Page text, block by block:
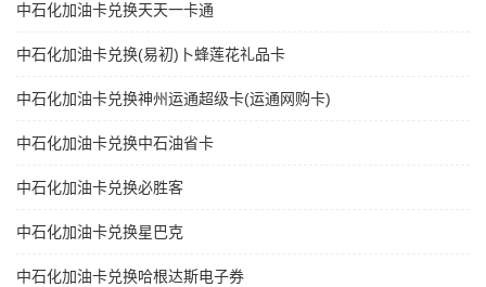
中石化加油卡兑换天天一卡通
中石化加油卡兑换(易初)卜蜂莲花礼品卡
中石化加油卡兑换神州运通超级卡(运通网购卡)
中石化加油卡兑换中石油省卡
中石化加油卡兑换必胜客
中石化加油卡兑换星巴克
中石化加油卡兑换哈根达斯电子券